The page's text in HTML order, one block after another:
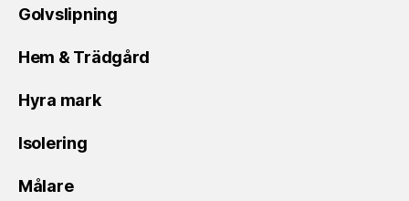
Golvslipning
Hem & Trädgård
Hyra mark
Isolering
Målare